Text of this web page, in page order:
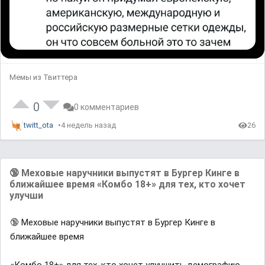
Мемы из Твиттера
0 0 комментариев
twitt_ota 4 недель назад 26
🔞 Меховые наручники выпустят в Бургер Кинге в
ближайшее время «Комбо 18+» для тех, кто хочет
улучши
🔞 Меховые наручники выпустят в Бургер Кинге в
ближайшее время